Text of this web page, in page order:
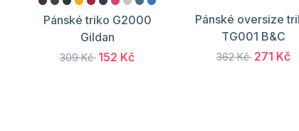
Pánské triko G2000
Gildan
309 Kč 152 Kč
Pánské oversize
TG001 B&C
362 Kč 271 Kč